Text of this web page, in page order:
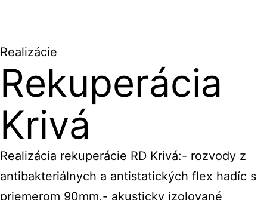
Realizácie
Rekuperácia
Krivá
Realizácia rekuperácie RD Krivá:- rozvody z
antibakteriálnych a antistatických flex hadíc s
priemerom 90mm,- akusticky izolované